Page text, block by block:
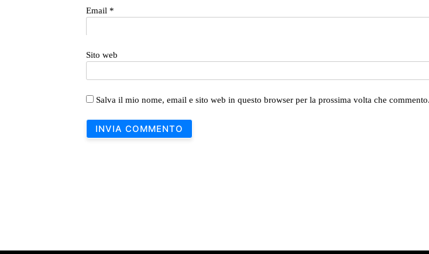
Email *
Sito web
Salva il mio nome, email e sito web in questo browser per la prossima volta che commento.